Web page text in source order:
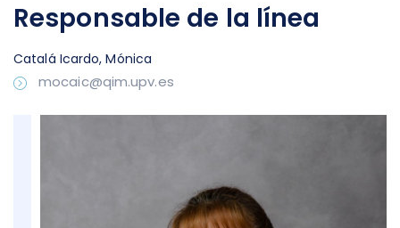
Responsable de la línea
Catalá Icardo, Mónica
mocaic@qim.upv.es